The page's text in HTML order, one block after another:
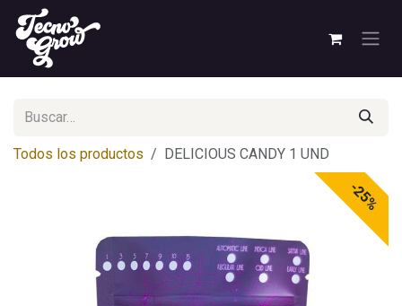
Ir al contenido
Todos los productos DELICIOUS CANDY 1 UND
-25%